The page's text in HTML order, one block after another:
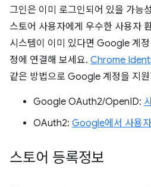
그인은 이미 로그인되어 있을 가능
스토어 사용자에게 우수한 사용자
시스템이 이미 있다면 Google 계
정에 연결해 보세요. Chrome
같은 방법으로 Google 계정을 지
Google OAuth2/OpenID:
OAuth2: Google에서 사용
스토어 등록정보